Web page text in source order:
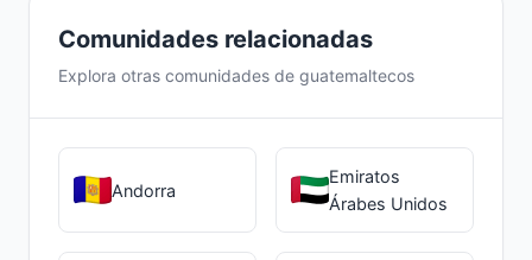
Comunidades relacionadas
Explora otras comunidades de guatemaltecos
Andorra
Emiratos
Árabes Unidos